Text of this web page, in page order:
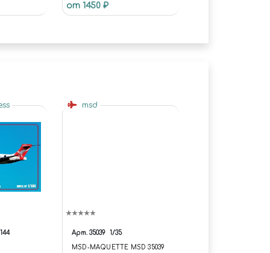
от 1450 ₽
msd
Арт. 35039 1/35
MSD-MAQUETTE MSD 35039